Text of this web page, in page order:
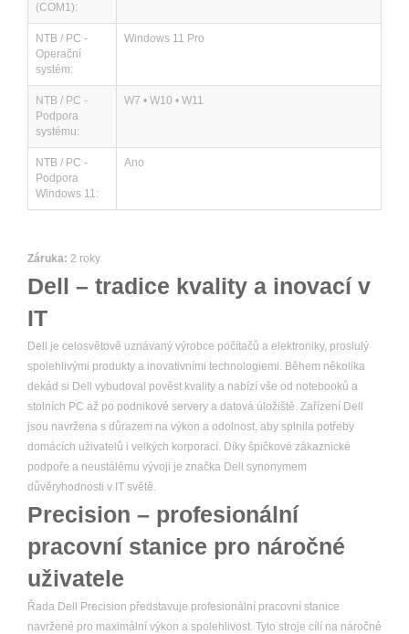
(COM1):
NTB / PC -
Operační
systém:
Windows 11 Pro
NTB / PC -
Podpora
systému:
W7 • W10 • W11
NTB / PC -
Podpora
Windows 11:
Ano
Záruka: 2 roky
Dell – tradice kvality a inovací v
IT
Dell je celosvětově uznávaný výrobce počítačů a elektroniky, proslulý
spolehlivými produkty a inovativními technologiemi. Během několika
dekád si Dell vybudoval pověst kvality a nabízí vše od notebooků a
stolních PC až po podnikové servery a datová úložiště. Zařízení Dell
jsou navržena s důrazem na výkon a odolnost, aby splnila potřeby
domácích uživatelů i velkých korporací. Díky špičkové zákaznické
podpoře a neustálému vývoji je značka Dell synonymem
důvěryhodnosti v IT světě.
Precision – profesionální
pracovní stanice pro náročné
uživatele
Řada Dell Precision představuje profesionální pracovní stanice
navržené pro maximální výkon a spolehlivost. Tyto stroje cílí na náročné